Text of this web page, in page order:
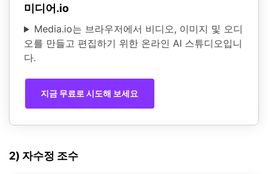
미디어.io
Media.io는 브라우저에서 비디오, 이미지 및 오디
오를 만들고 편집하기 위한 온라인 AI 스튜디오입니
다.
지금 무료로 시도해 보세요
2) 자수정 조수